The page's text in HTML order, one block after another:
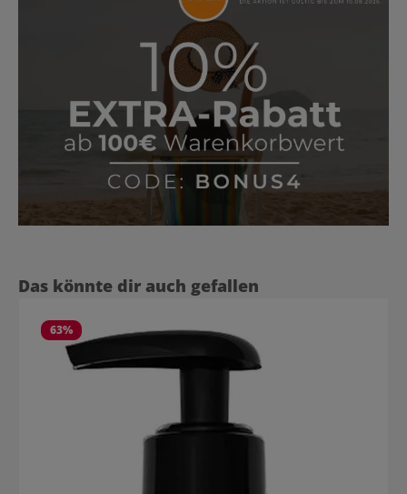
Produktgalerie überspringen
Das könnte dir auch gefallen
63%